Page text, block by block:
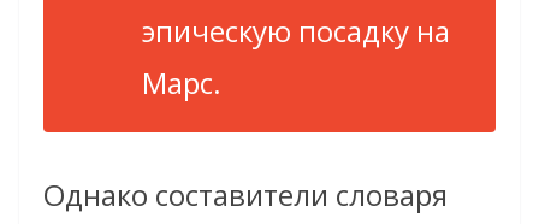
эпическую посадку на
Марс.
Однако составители словаря